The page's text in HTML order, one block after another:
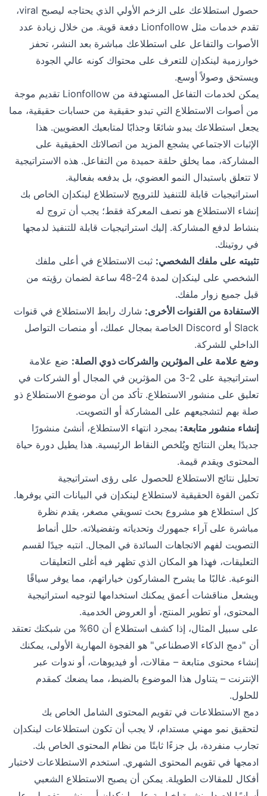
حصول استطلاعك على الزخم الأولي الذي يحتاجه ليصبح viral،
تقدم خدمات مثل Lionfollow دفعة قوية. من خلال زيادة عدد
الأصوات والتفاعل على استطلاعك مباشرة بعد النشر، تحفز
خوارزمية لينكدإن للتعرف على محتواك كونه عالي الجودة
ويستحق وصولاً أوسع.
يمكن لخدمات التفاعل المستهدفة من Lionfollow تقديم موجة
من أصوات الاستطلاع التي تبدو حقيقية من حسابات حقيقية، مما
يجعل استطلاعك يبدو شائعًا وجذابًا لمتابعيك العضويين. هذا
الإثبات الاجتماعي يشجع المزيد من اتصالاتك الحقيقية على
المشاركة، مما يخلق حلقة حميدة من التفاعل. هذه الاستراتيجية
لا تتعلق باستبدال النمو العضوي، بل بدفعه بفعالية.
استراتيجيات قابلة للتنفيذ للترويج لاستطلاع لينكدإن الخاص بك
إنشاء الاستطلاع هو نصف المعركة فقط؛ يجب أن تروج له
بنشاط لدفع المشاركة. إليك استراتيجيات قابلة للتنفيذ لدمجها
في روتينك.
تثبيته على ملفك الشخصي: ثبت الاستطلاع في أعلى ملفك
الشخصي على لينكدإن لمدة 24-48 ساعة لضمان رؤيته من
قبل جميع زوار ملفك.
الاستفادة من القنوات الأخرى: شارك رابط الاستطلاع في قنوات
Slack أو Discord الخاصة بمجال عملك، أو منصات التواصل
الداخلي للشركة.
وضع علامة على المؤثرين والشركات ذوي الصلة: ضع علامة
استراتيجية على 2-3 من المؤثرين في المجال أو الشركات في
تعليق على منشور الاستطلاع. تأكد من أن موضوع الاستطلاع ذو
صلة بهم لتشجيعهم على المشاركة أو التصويت.
إنشاء منشور متابعة: بمجرد انتهاء الاستطلاع، أنشئ منشورًا
جديدًا يعلن النتائج ويُلخص النقاط الرئيسية. هذا يطيل دورة حياة
المحتوى ويقدم قيمة.
تحليل نتائج الاستطلاع للحصول على رؤى استراتيجية
تكمن القوة الحقيقية لاستطلاع لينكدإن في البيانات التي يوفرها.
كل استطلاع هو مشروع بحث تسويقي مصغر، يقدم نظرة
مباشرة على آراء جمهورك وتحدياته وتفضيلاته. حلل أنماط
التصويت لفهم الاتجاهات السائدة في المجال. انتبه جيدًا لقسم
التعليقات، فهذا هو المكان الذي تظهر فيه أغلى التعليقات
النوعية. غالبًا ما يشرح المشاركون خياراتهم، مما يوفر سياقًا
ويشعل مناقشات أعمق يمكنك استخدامها لتوجيه استراتيجية
المحتوى، أو تطوير المنتج، أو العروض الخدمية.
على سبيل المثال، إذا كشف استطلاع أن 60% من شبكتك تعتقد
أن "دمج الذكاء الاصطناعي" هو الفجوة المهارية الأولى، يمكنك
إنشاء محتوى متابعة – مقالات، أو فيديوهات، أو ندوات عبر
الإنترنت – يتناول هذا الموضوع بالضبط، مما يضعك كمقدم
للحلول.
دمج الاستطلاعات في تقويم المحتوى الشامل الخاص بك
لتحقيق نمو مهني مستدام، لا يجب أن تكون استطلاعات لينكدإن
تجارب منفردة، بل جزءًا ثابتًا من نظام المحتوى الخاص بك.
ادمجها في تقويم المحتوى الشهري. استخدم الاستطلاعات لاختبار
أفكال للمقالات الطويلة. يمكن أن يصبح الاستطلاع الشعبي